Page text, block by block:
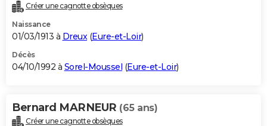
Créer une cagnotte obsèques
Naissance
01/03/1913 à Dreux(Eure-et-Loir)
Décès
04/10/1992 à Sorel-Moussel (Eure-et-Loir)
Bernard MARNEUR (65 ans)
Créer une cagnotte obsèques